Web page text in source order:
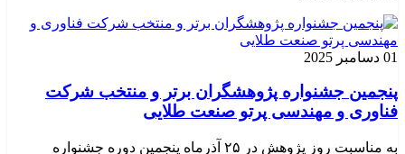
01 دسامبر 2025
پنجمین جشنواره پژوهشگران برتر و منتخب شرکت
فناوری و مهندسی پرتو صنعت طلایی
به مناسبت روز پژوهش در ۲۵ آذرماه پنجمین دوره جشنواره